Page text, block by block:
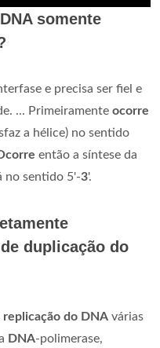
somente
e precisa ser fiel e
... Primeiramente ocorre
a hélice) no sentido
então a síntese da
no sentido 5'-3'.
duplicação do
replicação do DNA várias
DNA-polimerase,